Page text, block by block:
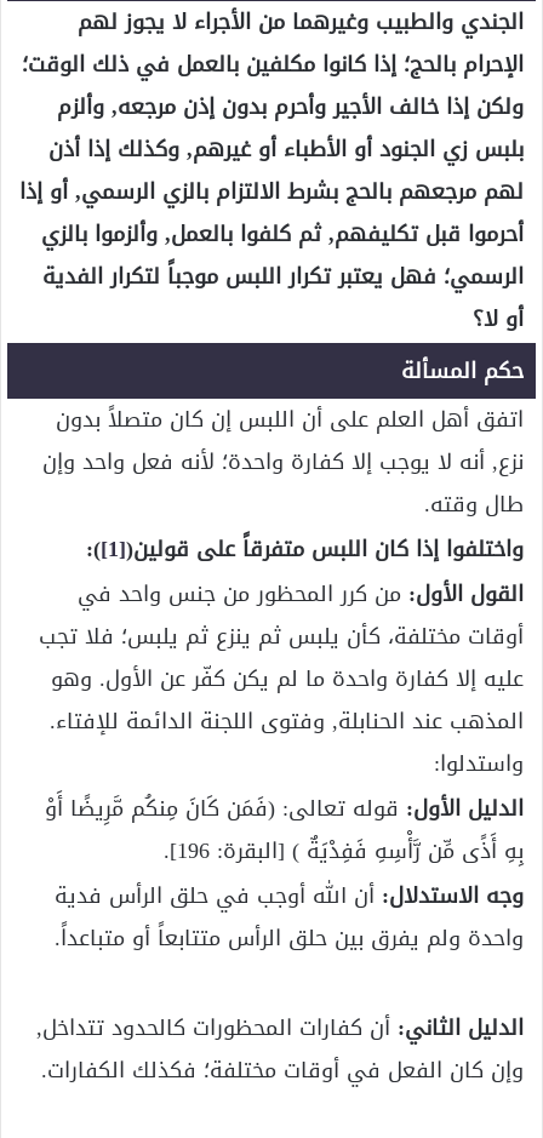
الجندي والطبيب وغيرهما من الأجراء لا يجوز لهم
الإحرام بالحج؛ إذا كانوا مكلفين بالعمل في ذلك الوقت؛
ولكن إذا خالف الأجير وأحرم بدون إذن مرجعه, وألزم
بلبس زي الجنود أو الأطباء أو غيرهم, وكذلك إذا أذن
لهم مرجعهم بالحج بشرط الالتزام بالزي الرسمي, أو إذا
أحرموا قبل تكليفهم, ثم كلفوا بالعمل, وألزموا بالزي
الرسمي؛ فهل يعتبر تكرار اللبس موجباً لتكرار الفدية
أو لا؟
حكم المسألة
اتفق أهل العلم على أن اللبس إن كان متصلاً بدون
نزع, أنه لا يوجب إلا كفارة واحدة؛ لأنه فعل واحد وإن
طال وقته.
واختلفوا إذا كان اللبس متفرقاً على قولين([1]
):
القول الأول: من كرر المحظور من جنس واحد في
أوقات مختلفة، كأن يلبس ثم ينزع ثم يلبس؛ فلا تجب
عليه إلا كفارة واحدة ما لم يكن كفّر عن الأول. وهو
المذهب عند الحنابلة, وفتوى اللجنة الدائمة للإفتاء.
واستدلوا:
الدليل الأول: قوله تعالى: (فَمَن كَانَ مِنكُم مَّرِيضًا أَوْ
بِهِ أَذًى مِّن رَّأْسِهِ فَفِدْيَةٌ ) [البقرة: 196].
وجه الاستدلال: أن الله أوجب في حلق الرأس فدية
واحدة ولم يفرق بين حلق الرأس متتابعاً أو متباعداً.
الدليل الثاني: أن كفارات المحظورات كالحدود تتداخل,
وإن كان الفعل في أوقات مختلفة؛ فكذلك الكفارات.